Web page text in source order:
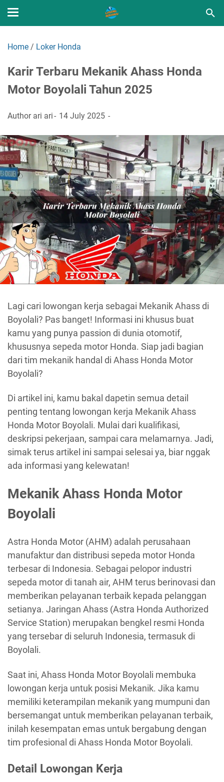
Home / Loker Honda
Karir Terbaru Mekanik Ahass Honda
Motor Boyolali Tahun 2025
Author ari ari 14 July 2025
Lagi cari lowongan kerja sebagai Mekanik Ahass di
Boyolali? Pas banget! Informasi ini khusus buat
kamu yang punya passion di dunia otomotif,
khususnya sepeda motor Honda. Siap jadi bagian
dari tim mekanik handal di Ahass Honda Motor
Boyolali?
Di artikel ini, kamu bakal dapetin semua detail
penting tentang lowongan kerja Mekanik Ahass
Honda Motor Boyolali. Mulai dari kualifikasi,
deskripsi pekerjaan, sampai cara melamarnya. Jadi,
simak terus artikel ini sampai selesai ya, biar nggak
ada informasi yang kelewatan!
Mekanik Ahass Honda Motor
Boyolali
Astra Honda Motor (AHM) adalah perusahaan
manufaktur dan distribusi sepeda motor Honda
terbesar di Indonesia. Sebagai pelopor industri
sepeda motor di tanah air, AHM terus berinovasi dan
memberikan pelayanan terbaik kepada pelanggan
setianya. Jaringan Ahass (Astra Honda Authorized
Service Station) merupakan bengkel resmi Honda
yang tersebar di seluruh Indonesia, termasuk di
Boyolali.
Saat ini, Ahass Honda Motor Boyolali membuka
lowongan kerja untuk posisi Mekanik. Jika kamu
memiliki keterampilan mekanik yang mumpuni dan
bersemangat untuk memberikan pelayanan terbaik,
inilah kesempatan emas untuk bergabung dengan
tim profesional di Ahass Honda Motor Boyolali.
Detail Lowongan Kerja